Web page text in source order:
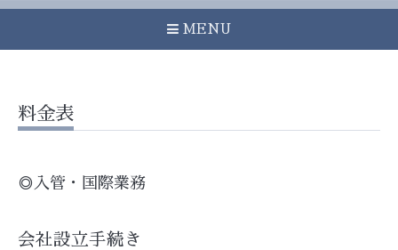
MENU
料金表
◎入管・国際業務
会社設立手続き